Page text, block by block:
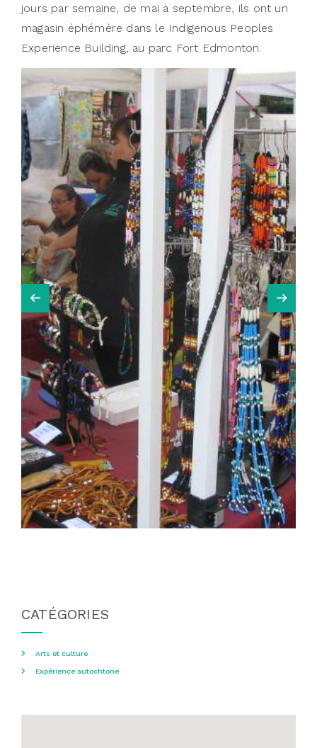
jours par semaine, de mai à septembre, ils ont un
magasin éphémère dans le Indigenous Peoples
Experience Building, au parc Fort Edmonton.
CATÉGORIES
Arts et culture
Expérience autochtone